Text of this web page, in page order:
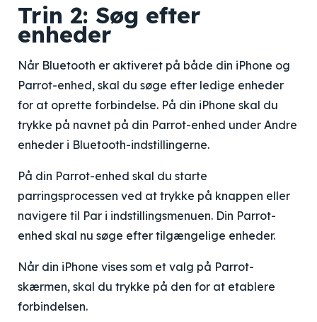
Trin 2: Søg efter
enheder
Når Bluetooth er aktiveret på både din iPhone og
Parrot-enhed, skal du søge efter ledige enheder
for at oprette forbindelse. På din iPhone skal du
trykke på navnet på din Parrot-enhed under Andre
enheder i Bluetooth-indstillingerne.
På din Parrot-enhed skal du starte
parringsprocessen ved at trykke på knappen eller
navigere til Par i indstillingsmenuen. Din Parrot-
enhed skal nu søge efter tilgængelige enheder.
Når din iPhone vises som et valg på Parrot-
skærmen, skal du trykke på den for at etablere
forbindelsen.